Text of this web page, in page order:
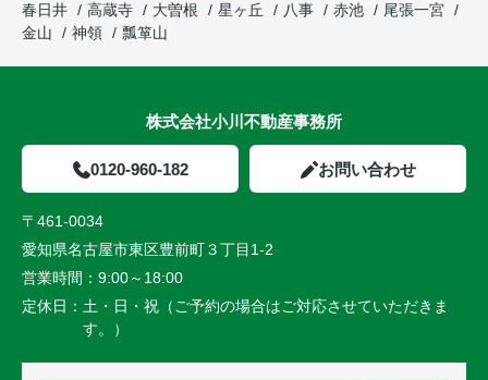
春日井
高蔵寺 大曽根 星ヶ丘 八事 赤池
尾張一宮
金山
神領 瓢箪山
株式会社小川不動産事務所
0120-960-182 お問い合わせ
〒461-0034
愛知県名古屋市東区豊前町３丁目1-2
営業時間： 9:00～18:00
定休日： 土・日・祝（ご予約の場合はご対応させていただきま
す。）